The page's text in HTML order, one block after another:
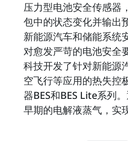
压力型电池安全传感器
包中的状态变化并输出
新能源汽车和储能系统
对愈发严苛的电池安全
科技开发了针对新能源
空飞行等应用的热失控
器BES和BES Lite系列
早期的电解液蒸气，实